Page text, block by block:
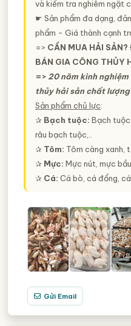
và kiểm tra nghiêm ngặt
☛ Sản phẩm đa dạng,
phẩm - Giá thành cạnh
=> CẦN MUA HẢI SẢN?
BÁN GIA CÔNG THỦY
=> 20 năm kinh
thủy hải sản chất
Sản phẩm chủ lực:
✰ Bạch tuộc: Bạch tuộc
râu bạch tuộc,..
✰ Tôm: Tôm càng xanh,
✰ Mực: Mực nút, mực
✰ Cá: Cá bò, cá đổng,
Gửi Email